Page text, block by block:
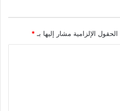
الحقول الإلزامية مشار إليها بـ *